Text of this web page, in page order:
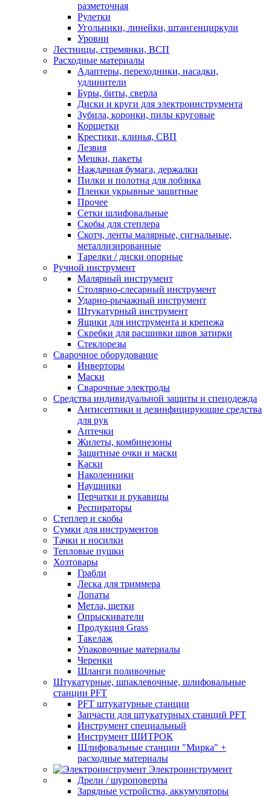
разметочная
Рулетки
Угольники, линейки, штангенциркули
Уровни
Лестницы, стремянки, ВСП
Расходные материалы
Адаптеры, переходники, насадки,
удлинители
Буры, биты, сверла
Диски и круги для электроинструмента
Зубила, коронки, пилы круговые
Корщетки
Крестики, клинья, СВП
Лезвия
Мешки, пакеты
Наждачная бумага, держалки
Пилки и полотна для лобзика
Пленки укрывные защитные
Прочее
Сетки шлифовальные
Скобы для степлера
Скотч, ленты малярные, сигнальные,
металлизированные
Тарелки / диски опорные
Ручной инструмент
Малярный инструмент
Столярно-слесарный инструмент
Ударно-рычажный инструмент
Штукатурный инструмент
Ящики для инструмента и крепежа
Скребки для расшивки швов затирки
Стеклорезы
Сварочное оборудование
Инверторы
Маски
Сварочные электроды
Средства индивидуальной защиты и спецодежда
Антисептики и дезинфицирующие средства
для рук
Аптечки
Жилеты, комбинезоны
Защитные очки и маски
Каски
Наколенники
Наушники
Перчатки и рукавицы
Респираторы
Степлер и скобы
Сумки для инструментов
Тачки и носилки
Тепловые пушки
Хозтовары
Грабли
Леска для триммера
Лопаты
Метла, щетки
Опрыскиватели
Продукция Grass
Такелаж
Упаковочные материалы
Черенки
Шланги поливочные
Штукатурные, шпаклевочные, шлифовальные
станции PFT
PFT штукатурные станции
Запчасти для штукатурных станций PFT
Инструмент специальный
Инструмент ШИТРОК
Шлифовальные станции "Мирка" +
расходные материалы
Электроинструмент
Дрели / шуроповерты
Зарядные устройства, аккумуляторы